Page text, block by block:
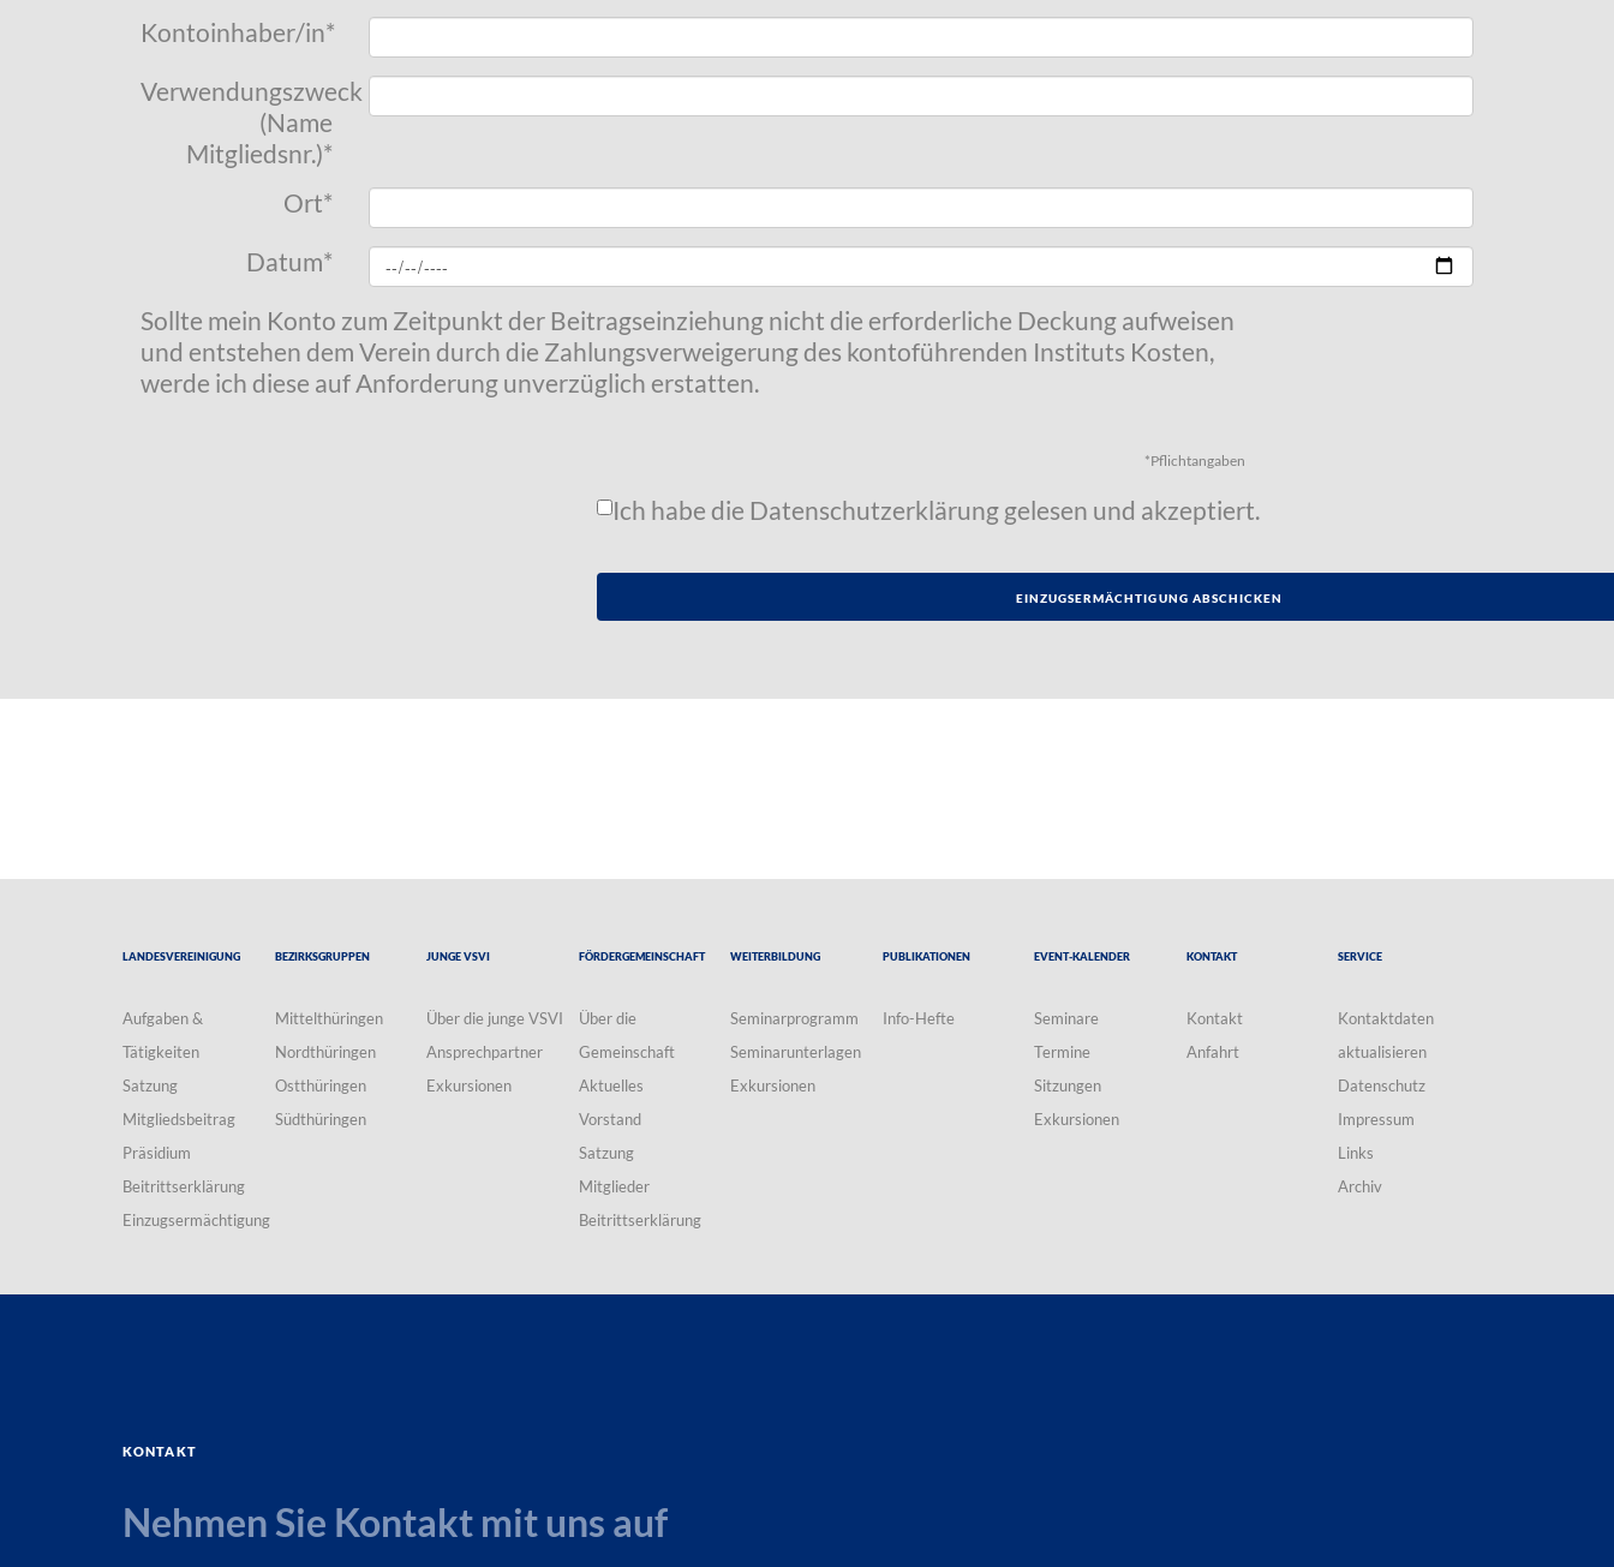
Kontoinhaber/in*
Verwendungszweck
(Name
Mitgliedsnr.)*
Ort*
Datum*
Sollte mein Konto zum Zeitpunkt der Beitragseinziehung nicht die erforderliche Deckung aufweisen
und entstehen dem Verein durch die Zahlungsverweigerung des kontoführenden Instituts Kosten,
werde ich diese auf Anforderung unverzüglich erstatten.
*Pflichtangaben
Ich habe die Datenschutzerklärunggelesen und akzeptiert.
Landesvereinigung
Aufgaben &
Tätigkeiten
Satzung
Mitgliedsbeitrag
Präsidium
Beitrittserklärung
Einzugsermächtigung
Bezirksgruppen
Mittelthüringen
Nordthüringen
Ostthüringen
Südthüringen
Junge VSVI
Über die junge VSVI
Ansprechpartner
Exkursionen
Fördergemeinschaft
Über die
Gemeinschaft
Aktuelles
Vorstand
Satzung
Mitglieder
Beitrittserklärung
Weiterbildung
Seminarprogramm
Seminarunterlagen
Exkursionen
Publikationen
Info-Hefte
Event-Kalender
Seminare
Termine
Sitzungen
Exkursionen
Kontakt
Kontakt
Anfahrt
Service
Kontaktdaten
aktualisieren
Datenschutz
Impressum
Links
Archiv
Kontakt
Nehmen Sie Kontakt mit uns auf